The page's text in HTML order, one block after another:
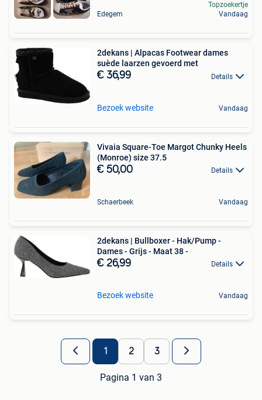
Edegem
Topzoekertje
Vandaag
2dekans | Alpacas Footwear dames
suède laarzen gevoerd met
€ 36,99 Details
Bezoek website Vandaag
Vivaia Square-Toe Margot Chunky Heels
(Monroe) size 37.5
€ 50,00 Details
Schaerbeek Vandaag
2dekans | Bullboxer - Hak/Pump -
Dames - Grijs - Maat 38 -
€ 26,99 Details
Bezoek website Vandaag
1 2 3
Pagina 1 van 3